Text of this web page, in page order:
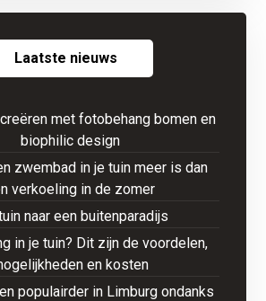
Laatste nieuws
met fotobehang bomen en
biophilic design
zwembad in je tuin meer is dan
verkoeling in de zomer
naar een buitenparadijs
in je tuin? Dit zijn de voordelen,
en kosten
populairder in Limburg ondanks